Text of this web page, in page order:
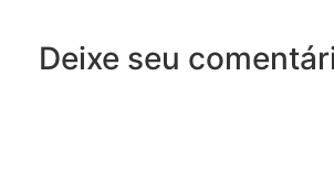
Deixe seu